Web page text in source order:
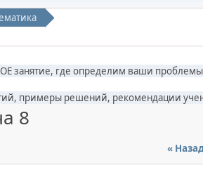
занятие, где определим ваши
примеры решений, рекомендации
8
«